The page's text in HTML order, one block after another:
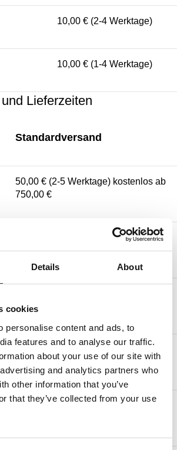
Details About
cookies
personalise content and ads, to
features and to analyse our traffic.
about your use of our site with
and analytics partners who
other information that you’ve
that they’ve collected from your use
10,00 € (2-4 Werktage)
10,00 € (1-4 Werktage)
Lieferzeiten
Standardversand
50,00 € (2-5 Werktage) kostenlos ab
750,00 €
25,00 € (2-4 Werktage) kostenlos ab
500,00 €
500,00 €
10,00 € (3-5 Werktage) kostenlos ab
95,00 €
50,00 € (3-5 Werktage) kostenlos ab